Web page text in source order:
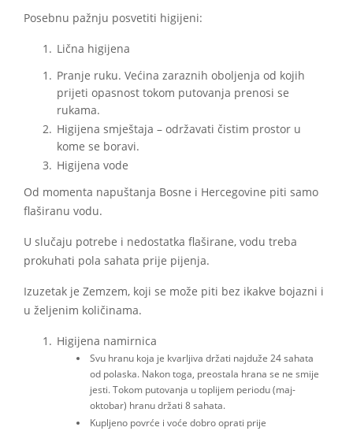
Posebnu pažnju posvetiti higijeni:
Lična higijena
Pranje ruku. Većina zaraznih oboljenja od kojih
prijeti opasnost tokom putovanja prenosi se
rukama.
Higijena smještaja – održavati čistim prostor u
kome se boravi.
Higijena vode
Od momenta napuštanja Bosne i Hercegovine piti samo
flaširanu vodu.
U slučaju potrebe i nedostatka flaširane, vodu treba
prokuhati pola sahata prije pijenja.
Izuzetak je Zemzem, koji se može piti bez ikakve bojazni i
u željenim količinama.
Higijena namirnica
Svu hranu koja je kvarljiva držati najduže 24 sahata
od polaska. Nakon toga, preostala hrana se ne smije
jesti. Tokom putovanja u toplijem periodu (maj-
oktobar) hranu držati 8 sahata.
Kupljeno povrće i voće dobro oprati prije